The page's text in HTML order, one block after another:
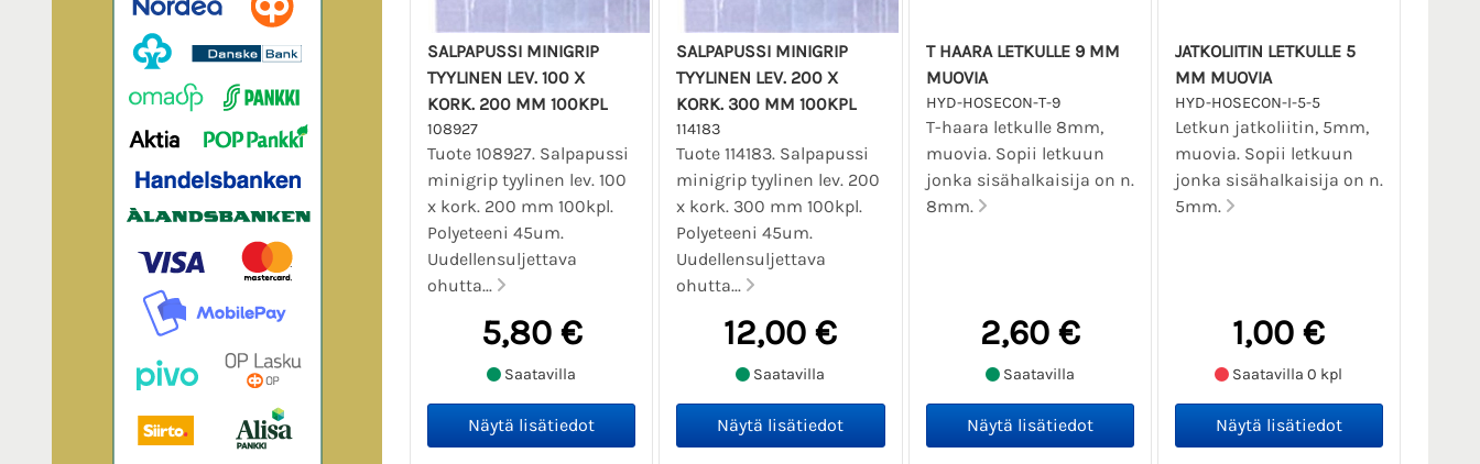
SALPAPUSSI MINIGRIP
TYYLINEN LEV. 100 X
KORK. 200 MM 100KPL
108927
Tuote 108927. Salpapussi
minigrip tyylinen lev. 100
x kork. 200 mm 100kpl.
Polyeteeni 45um.
Uudellensuljettava
ohutta...
5,80 €
Saatavilla
SALPAPUSSI MINIGRIP
TYYLINEN LEV. 200 X
KORK. 300 MM 100KPL
114183
Tuote 114183. Salpapussi
minigrip tyylinen lev. 200
x kork. 300 mm 100kpl.
Polyeteeni 45um.
Uudellensuljettava
ohutta...
12,00 €
Saatavilla
T HAARA LETKULLE 9 MM
MUOVIA
HYD-HOSECON-T-9
T-haara letkulle 8mm,
muovia. Sopii letkuun
jonka sisähalkaisija on n.
8mm.
2,60 €
Saatavilla
JATKOLIITIN LETKULLE 5
MM MUOVIA
HYD-HOSECON-I-5-5
Letkun jatkoliitin, 5mm,
muovia. Sopii letkuun
jonka sisähalkaisija on n.
5mm.
1,00 €
Saatavilla 0 kpl